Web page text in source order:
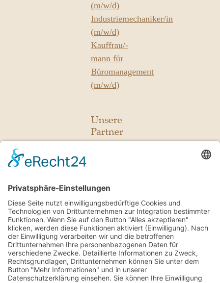
(m/w/d)
Industriemechaniker/in
(m/w/d)
Kauffrau/-
mann für
Büromanagement
(m/w/d)
Unsere
Partner